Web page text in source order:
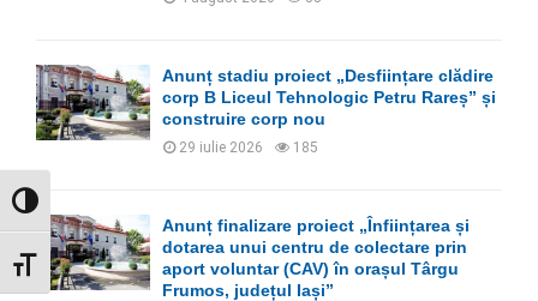
GLISOR NIVEL CONTRAST
GLISOR MĂRIME FONT
Anunț stadiu proiect „Desființare clădire
corp B Liceul Tehnologic Petru Rareș” și
construire corp nou
29 iulie 2026 185
Anunț finalizare proiect „Înființarea și
dotarea unui centru de colectare prin
aport voluntar (CAV) în orașul Târgu
Frumos, județul Iași”